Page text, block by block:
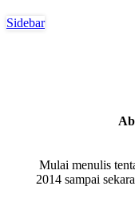
Mulai menulis
2014 sampai
Sidebar